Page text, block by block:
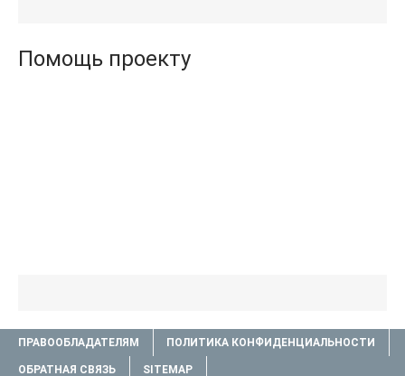
Помощь проекту
ПРАВООБЛАДАТЕЛЯМ ПОЛИТИКА КОНФИДЕНЦИАЛЬНОСТИ
ОБРАТНАЯ СВЯЗЬ SITEMAP